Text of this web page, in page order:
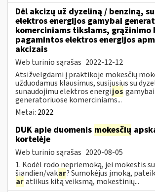
Dėl akcizų už dyzeliną / benziną,
elektros energijos gamybai
komerciniams tikslams, grąžinimo
pagamintos elektros energijos
akcizais
Web turinio sąrašas 2022-12-12
Atsižvelgdami į praktikoje mokesčių
užduodamus klausimus, susijusius su
sunaudojimu elektros energijos gamybai
generatoriuose komerciniams...
Metai: 2022
DUK apie duomenis mokesčių
kortelėje
Web turinio sąrašas 2020-08-05
1. Kodėl rodo nepriemoką, jei mokestis
šiandien/vakar? Sumokėjus įmoką,
aratlikus kitą veiksmą, mokestinių...